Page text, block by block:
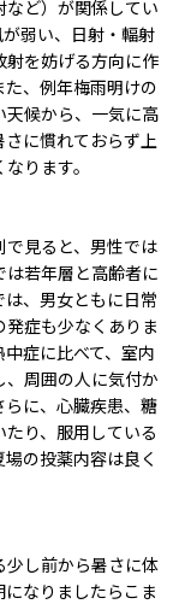
ど）が関係してい
弱い、日射・輻射
を妨げる方向に作
、例年梅雨明けの
候から、一気に高
に慣れておらず上
ります。
見ると、男性では
若年層と高齢者に
、男女ともに日常
症も少なくありま
症に比べて、室内
周囲の人に気付か
に、心臓疾患、糖
り、服用している
の投薬内容は良く
し前から暑さに体
なりましたらこま